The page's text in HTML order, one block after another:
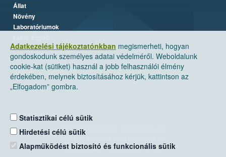
Adatkezelési tájékoztatónkban megismerheti, hogyan
gondoskodunk személyes adatai védelméről. Weboldalunk
cookie-kat (sütiket) használ a jobb felhasználói élmény
érdekében, melynek biztosításához kérjük, kattintson az
„Elfogadom” gombra.
Statisztikai célú sütik
Hirdetési célú sütik
Alapműködést biztosító és funkcionális sütik
Állat
Növény
Laboratóriumok
Nemzeti Élelmiszerlánc-biztonsági Hivatal
Levelezési cím: 1525 Budapest. Pf. 30.